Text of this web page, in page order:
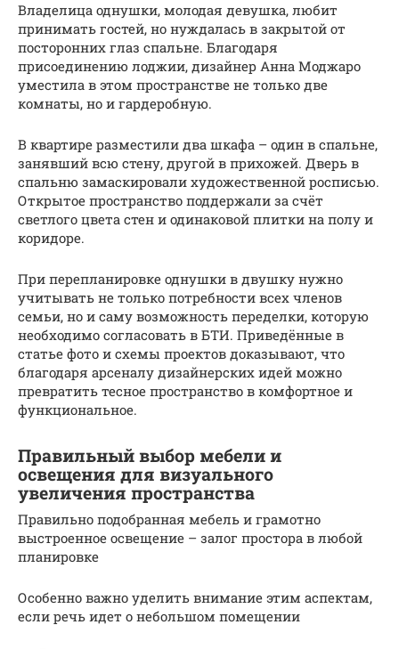
Владелица однушки, молодая девушка, любит
принимать гостей, но нуждалась в закрытой от
посторонних глаз спальне. Благодаря
присоединению лоджии, дизайнер Анна Моджаро
уместила в этом пространстве не только две
комнаты, но и гардеробную.
В квартире разместили два шкафа – один в спальне,
занявший всю стену, другой в прихожей. Дверь в
спальню замаскировали художественной росписью.
Открытое пространство поддержали за счёт
светлого цвета стен и одинаковой плитки на полу и
коридоре.
При перепланировке однушки в двушку нужно
учитывать не только потребности всех членов
семьи, но и саму возможность переделки, которую
необходимо согласовать в БТИ. Приведённые в
статье фото и схемы проектов доказывают, что
благодаря арсеналу дизайнерских идей можно
превратить тесное пространство в комфортное и
функциональное.
Правильный выбор мебели и
освещения для визуального
увеличения пространства
Правильно подобранная мебель и грамотно
выстроенное освещение – залог простора в любой
планировке
Особенно важно уделить внимание этим аспектам,
если речь идет о небольшом помещении